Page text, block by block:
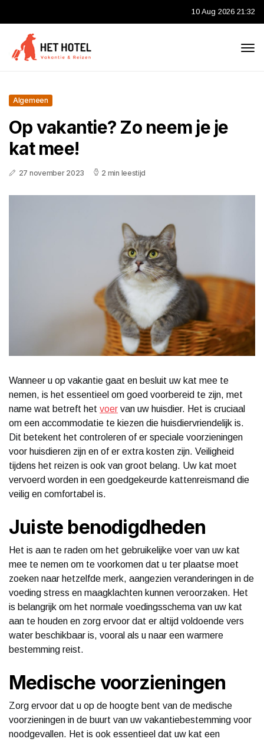
10 Aug 2026 21:32
Algemeen
Op vakantie? Zo neem je je
kat mee!
27 november 2023 2 min leestijd
Wanneer u op vakantie gaat en besluit uw kat mee te
nemen, is het essentieel om goed voorbereid te zijn, met
name wat betreft het voer van uw huisdier. Het is cruciaal
om een accommodatie te kiezen die huisdiervriendelijk is.
Dit betekent het controleren of er speciale voorzieningen
voor huisdieren zijn en of er extra kosten zijn. Veiligheid
tijdens het reizen is ook van groot belang. Uw kat moet
vervoerd worden in een goedgekeurde kattenreismand die
veilig en comfortabel is.
Juiste benodigdheden
Het is aan te raden om het gebruikelijke voer van uw kat
mee te nemen om te voorkomen dat u ter plaatse moet
zoeken naar hetzelfde merk, aangezien veranderingen in de
voeding stress en maagklachten kunnen veroorzaken. Het
is belangrijk om het normale voedingsschema van uw kat
aan te houden en zorg ervoor dat er altijd voldoende vers
water beschikbaar is, vooral als u naar een warmere
bestemming reist.
Medische voorzieningen
Zorg ervoor dat u op de hoogte bent van de medische
voorzieningen in de buurt van uw vakantiebestemming voor
noodgevallen. Het is ook essentieel dat uw kat een